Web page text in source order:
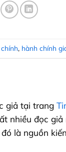
, hành chính
giả tại trang
nhiều đọc
là nguồn